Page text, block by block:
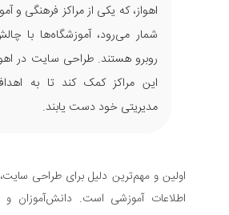
اهواز، که یکی از مراکز فرهنگی و
شمار می‌رود، آموزشگاه‌ها با
روبرو هستند. طراحی سایت در اهواز
این مراکز کمک کند تا به اهداف
مدیریتی خود دست یابند.
اولین و مهم‌ترین دلیل برای طراحی سایت،
اطلاعات آموزشی است. دانش‌آموزان و